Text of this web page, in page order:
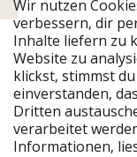
Unsere Märkte
PiratinViaggio
VakantiePiraten
VoyagesPirates
Urlaubspiraten
TravelPirates
Wir nutzen
verbessern, dir
Inhalte liefern zu
Website zu
klickst, stimmst
einverstanden,
Dritten
verarbeitet
Informationen,